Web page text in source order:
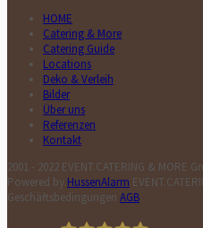
HOME
Catering & More
Catering Guide
Locations
Deko & Verleih
Bilder
Über uns
Referenzen
Kontakt
2001 - 2022 EVENT.CATERING &
Powered by HussenAlarm
Geschäftsbedingungen AGB